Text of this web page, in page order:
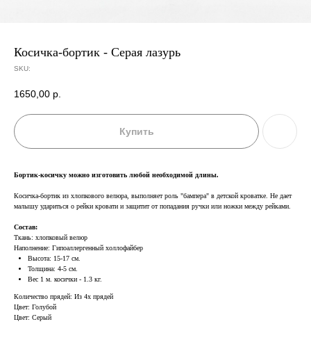
Косичка-бортик - Серая лазурь
SKU:
1650,00 р.
Купить
Бортик-косичку можно изготовить любой необходимой длины.
Косичка-бортик из хлопкового велюра, выполняет роль "бампера" в детской кроватке. Не дает
малышу удариться о рейки кровати и защитит от попадания ручки или ножки между рейками.
Состав:
Ткань: хлопковый велюр
Наполнение: Гипоаллергенный холлофайбер
Высота: 15-17 см.
Толщина: 4-5 см.
Вес 1 м. косички - 1.3 кг.
Количество прядей: Из 4х прядей
Цвет: Голубой
Цвет: Серый